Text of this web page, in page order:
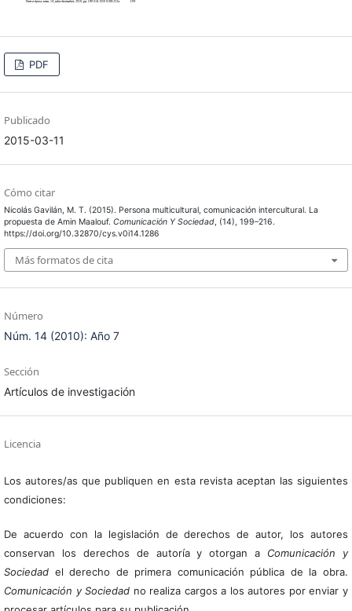
PDF
Publicado
2015-03-11
Cómo citar
Nicolás Gavilán, M. T. (2015). Persona multicultural, comunicación intercultural. La
propuesta de Amin Maalouf. Comunicación Y Sociedad, (14), 199–216.
https://doi.org/10.32870/cys.v0i14.1286
Más formatos de cita
Número
Núm. 14 (2010): Año 7
Sección
Artículos de investigación
Licencia
Los autores/as que publiquen en esta revista aceptan las siguientes
condiciones:
De acuerdo con la legislación de derechos de autor, los autores
conservan los derechos de autoría y otorgan a Comunicación y
Sociedadel derecho de primera comunicación pública de la obra.
Comunicación y Sociedad no realiza cargos a los autores por enviar y